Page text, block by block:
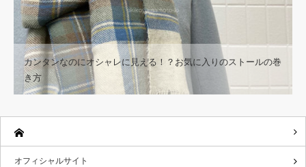
カンタンなのにオシャレに見える！？お気に入りのストールの巻
き方
オフィシャルサイト